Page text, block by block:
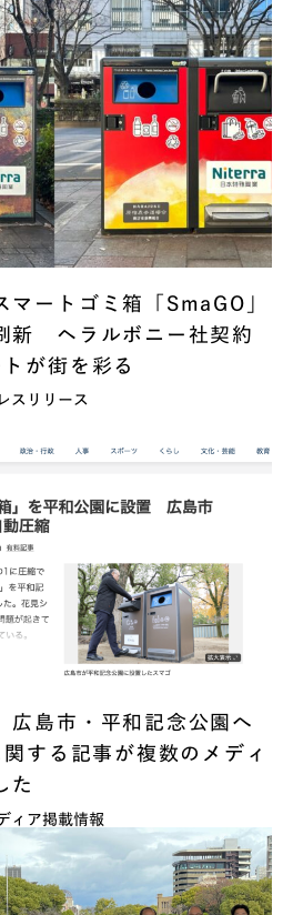
マートゴミ箱「SmaGO」
新 ヘラルボニー社契約
が街を彩る
スリリース
広島市・平和記念公園へ
する記事が複数のメディ
た
ィア掲載情報